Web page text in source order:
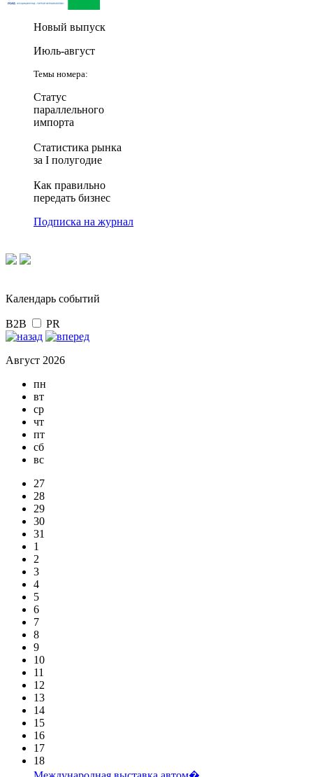
Новый выпуск
Июль-август
Темы номера:
Статус
параллельного
импорта
Статистика рынка
за I полугодие
Как правильно
передать бизнес
Подписка на журнал
Календарь событий
B2B PR
Август 2026
пн
вт
ср
чт
пт
сб
вс
27
28
29
30
31
1
2
3
4
5
6
7
8
9
10
11
12
13
14
15
16
17
18